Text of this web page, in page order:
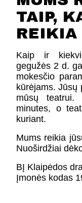
FESTIVALIS
EDUKACIJA
KULTŪROS
Žiūrovams
DOVANŲ
BILIETAI IR
KAVINĖ
ATRIBUTIKA
NAUJIENOS
VAIKŲ
TAIP,
REIKIA
Kaip ir
gegužės 2 d.
mokesčio
kūrėjams. Jūsų
mūsų
minutes, o
kuriant.
Mums reikia
Nuoširdžiai
BĮ Klaipėdos
Įmonės kodas